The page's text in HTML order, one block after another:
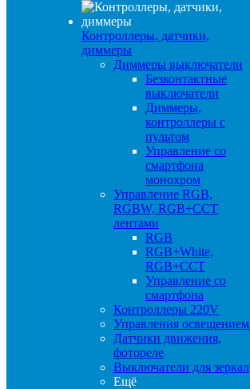
Контроллеры, датчики,
диммеры
Диммеры выключатели
Безконтактные
выключатели
Диммеры,
контроллеры с
пультом
Управление со
смартфона
монохром
Управление RGB,
RGBW, RGB+CCT
лентами
RGB
RGB+White,
RGB+CCT
Управление со
смартфона
Контроллеры 220V
Управления освещением
Датчики движения,
фотореле
Выключатели для зеркал
Ещё